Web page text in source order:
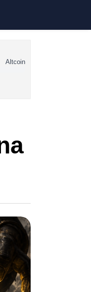
Haberleri
Haberleri
Facebook
Altcoin